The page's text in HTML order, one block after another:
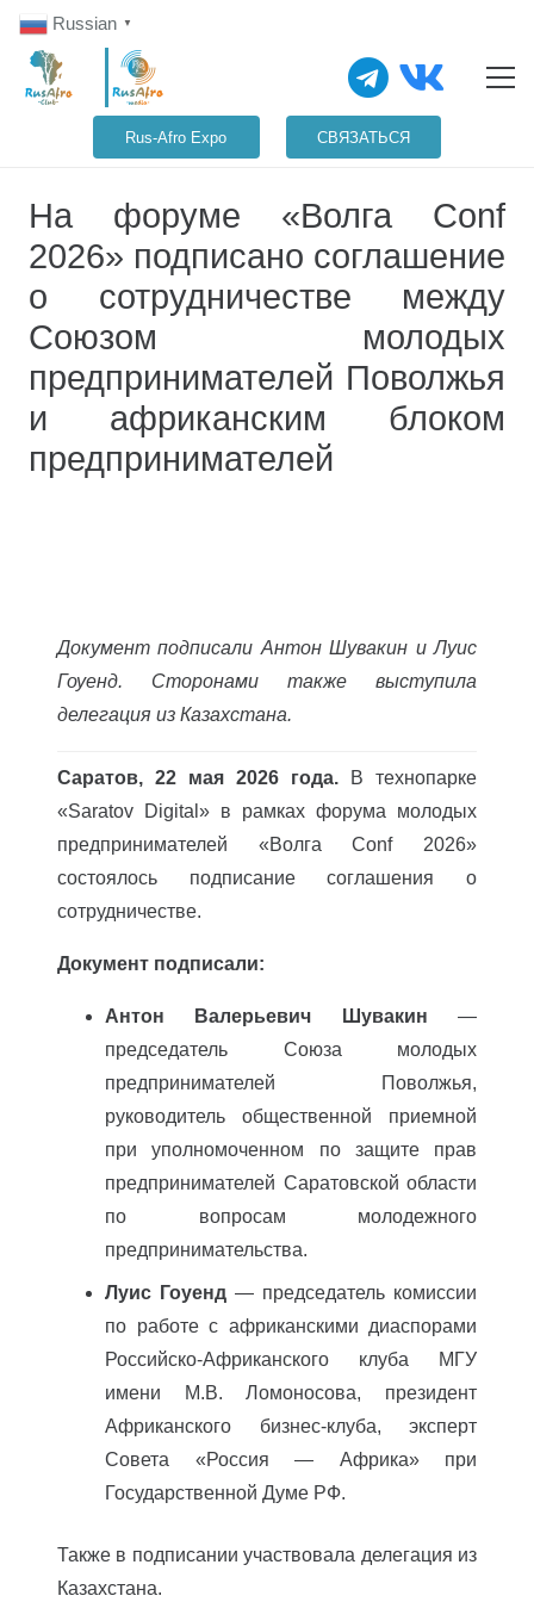
Russian ▼
Rus-Afro Expo СВЯЗАТЬСЯ
На форуме «Волга Conf
2026» подписано соглашение
о сотрудничестве между
Союзом молодых
предпринимателей Поволжья
и африканским блоком
предпринимателей
Документ подписали Антон Шувакин и Луис
Гоуенд. Сторонами также выступила
делегация из Казахстана.
Саратов, 22 мая 2026 года. В технопарке
«Saratov Digital» в рамках форума молодых
предпринимателей «Волга Conf 2026»
состоялось подписание соглашения о
сотрудничестве.
Документ подписали:
Антон Валерьевич Шувакин —
председатель Союза молодых
предпринимателей Поволжья,
руководитель общественной приемной
при уполномоченном по защите прав
предпринимателей Саратовской области
по вопросам молодежного
предпринимательства.
Луис Гоуенд — председатель комиссии
по работе с африканскими диаспорами
Российско-Африканского клуба МГУ
имени М.В. Ломоносова, президент
Африканского бизнес-клуба, эксперт
Совета «Россия — Африка» при
Государственной Думе РФ.
Также в подписании участвовала делегация из
Казахстана.